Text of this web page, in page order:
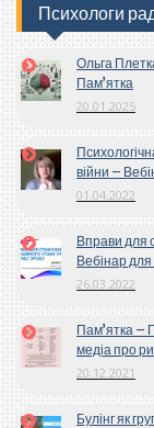
Психологи
Ольга
Пам’ятка
20.01.2025
війни –
01.04.2022
Вправи для
Вебінар для
26.03.2022
Пам’ятка –
медіа про
20.12.2021
Булінг як